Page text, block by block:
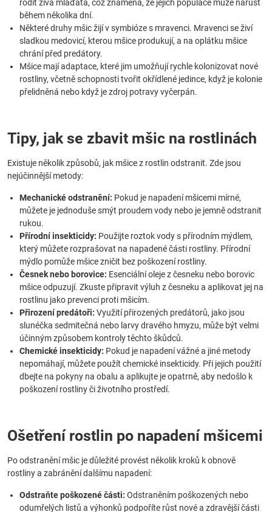
rodit živá mláďata, což znamená, že jejich populace může narůst
během několika dní.
Některé druhy mšic žijí v symbióze s mravenci. Mravenci se živí
sladkou medovicí, kterou mšice produkují, a na oplátku mšice
chrání před predátory.
Mšice mají adaptace, které jim umožňují rychle kolonizovat nové
rostliny, včetně schopnosti tvořit okřídlené jedince, když je kolonie
přelidněná nebo když je zdroj potravy vyčerpán.
Tipy, jak se zbavit mšic na rostlinách
Existuje několik způsobů, jak mšice z rostlin odstranit. Zde jsou
nejúčinnější metody:
Mechanické odstranění: Pokud je napadení mšicemi mírné,
můžete je jednoduše smýt proudem vody nebo je jemně odstranit
rukou.
Přírodní insekticidy: Použijte roztok vody s přírodním mýdlem,
který můžete rozprašovat na napadené části rostliny. Přírodní
mýdlo pomůže mšice zničit bez poškození rostliny.
Česnek nebo borovice: Esenciální oleje z česneku nebo borovic
mšice odpuzují. Zkuste připravit výluh z česneku a aplikovat jej na
rostlinu jako prevenci proti mšicím.
Přirození predátoři: Využití přirozených predátorů, jako jsou
slunéčka sedmitečná nebo larvy dravého hmyzu, může být velmi
účinným způsobem kontroly těchto škůdců.
Chemické insekticidy: Pokud je napadení vážné a jiné metody
nepomáhají, můžete použít chemické insekticidy. Při jejich použití
dbejte na pokyny na obalu a aplikujte je opatrně, aby nedošlo k
poškození rostliny či životního prostředí.
Ošetření rostlin po napadení mšicemi
Po odstranění mšic je důležité provést několik kroků k obnově
rostliny a zabránění dalšímu napadení:
Odstraňte poškozené části: Odstraněním poškozených nebo
odumřelých listů a výhonků podpoříte růst nové a zdravější části